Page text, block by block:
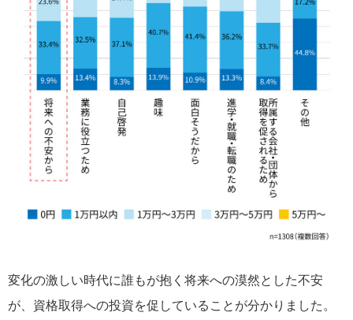
変化の激しい時代に誰もが抱く将来への漠然とした不安
が、資格取得への投資を促していることが分かりました。